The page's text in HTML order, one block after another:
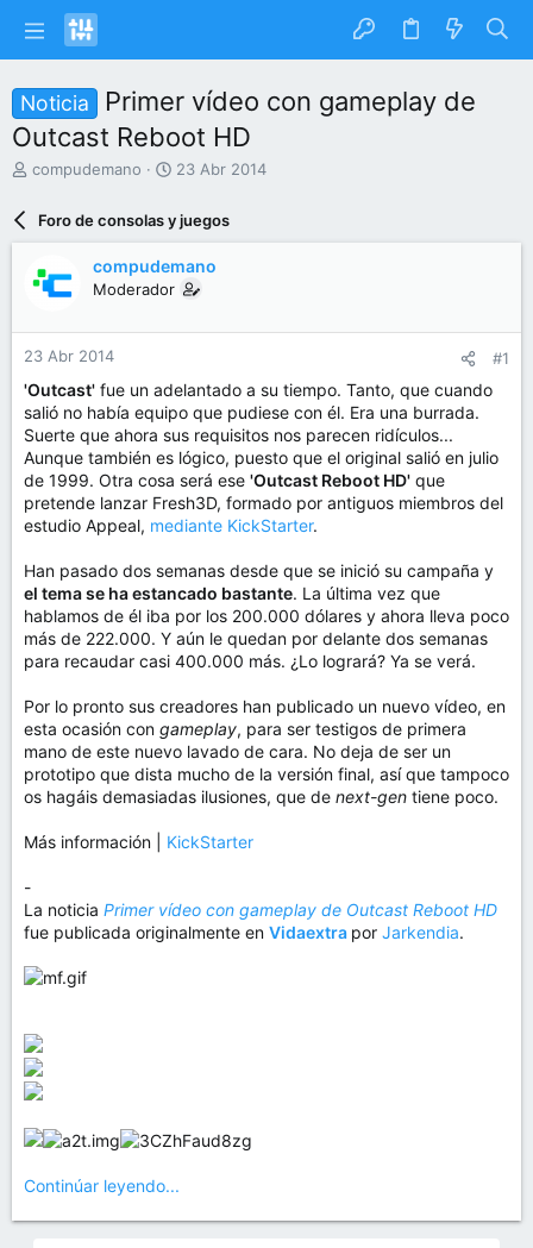
Noticia
Primer vídeo con gameplay de
Outcast Reboot HD
I
a
r
d
e
t
e
m
a
compudemano
F
c
h
d
e
n
o
23 Abr 2014
Foro de consolas y juegos
compudemano
Moderador
23 Abr 2014 #1
'Outcast' fue un adelantado a su tiempo. Tanto, que cuando
salió no había equipo que pudiese con él. Era una burrada.
Suerte que ahora sus requisitos nos parecen ridículos...
Aunque también es lógico, puesto que el original salió en julio
de 1999. Otra cosa será ese 'Outcast Reboot HD' que
pretende lanzar Fresh3D, formado por antiguos miembros del
estudio Appeal, mediante KickStarter.
Han pasado dos semanas desde que se inició su campaña y
el tema se ha estancado bastante. La última vez que
hablamos de él iba por los 200.000 dólares y ahora lleva poco
más de 222.000. Y aún le quedan por delante dos semanas
para recaudar casi 400.000 más. ¿Lo logrará? Ya se verá.
Por lo pronto sus creadores han publicado un nuevo vídeo, en
esta ocasión con gameplay, para ser testigos de primera
mano de este nuevo lavado de cara. No deja de ser un
prototipo que dista mucho de la versión final, así que tampoco
os hagáis demasiadas ilusiones, que de next-gen tiene poco.
Más información | KickStarter
-
La noticia Primer vídeo con gameplay de Outcast Reboot HD
fue publicada originalmente en Vidaextra por Jarkendia.
Continúar leyendo...